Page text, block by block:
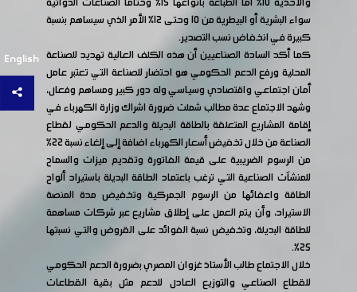
English
سواء البشرية أو البيطرية من 10 وحتى 12% الأمر الذي سيساهم بنسبة
كبيرة في انخفاض نسب التصدير.
كما أكد السادة الصناعيين أن هذه الكلف العالية تهديد للصناعة
المحلية ورفع الدعم الحكومي هو احتضار للصناعة التي تعتبر عامل
أمان اجتماعي واقتصادي وسياسي وله دور كبير ومساهم وفعال،
وشهد الاجتماع عدة مطالب شملت ضرورة اشراك وزارة الكهرباء في
إقامة المشاريع المتعلقة بالطاقة البديلة والدعم الحكومي لقطاع
الصناعة من خلال تخفيض أسعار الكهرباء اضافة إلى إلغاء نسبة 22%
من الرسوم الضريبية على قيمة الفاتورة وتقديم ميزات والسماح
للمنشآت الصناعية التي ترغب باعتماد الطاقة البديلة باستيراد ألواح
الطاقة واعفائها من الرسوم الجمركية وتخفيض مدة المنصة
الاستيراد، وأن يتم العمل على إطلاق مشاريع عبر شركات مساهمة
للطاقة البديلة، وتخفيض نسبة الفوائد على القروض والتي نسبتها
25%.
خلال الاجتماع طالب الأستاذ غزوان المصري بضرورة الدعم الحكومي
للقطاع الصناعي والتوزيع العادل للدعم مثل بقية القطاعات